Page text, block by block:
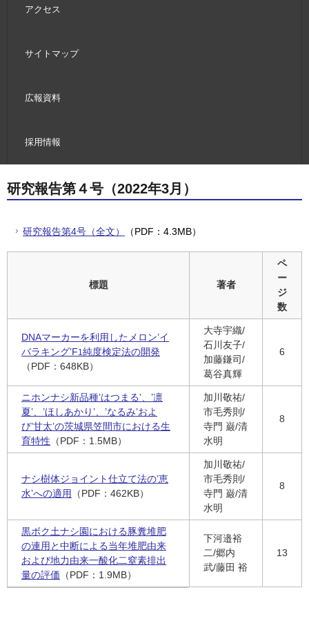
アクセス
サイトマップ
広報資料
採用情報
研究報告第４号（2022年3月）
研究報告第4号（全文） （PDF：4.3MB）
標題 著者
ペ
ー
ジ
数
DNAマーカーを利用したメロン’イ
バラキング’F1純度検定法の開発
（PDF：648KB）
大寺宇織/
石川友子/
加藤鎌司/
葛谷真輝
6
ニホンナシ新品種’はつまる’、’凛
夏’、’ほしあかり’、’なるみ’およ
び’甘太’の茨城県笠間市における生
育特性 （PDF：1.5MB）
加川敬祐/
市毛秀則/
寺門 巌/清
水明
8
ナシ樹体ジョイント仕立て法の’恵
水’への適用
（PDF：462KB）
加川敬祐/
市毛秀則/
寺門 巌/清
水明
8
黒ボク土ナシ園における豚糞堆肥
の連用と中断による当年堆肥由来
および地力由来一酸化二窒素排出
量の評価 （PDF：1.9MB）
下河邉裕
二/郷内
武/藤田 裕
13